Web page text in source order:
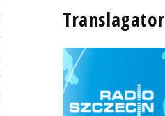
Translagator